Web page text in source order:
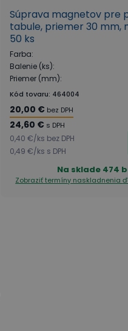
Súprava magnetov pre
tabule, priemer 30 mm,
50 ks
Farba:
Balenie (ks):
Priemer (mm):
Kód tovaru: 464004
20,00 € bez DPH
24,60 € s DPH
0,40 €/ks bez DPH
0,49 €/ks s DPH
Na sklade 474
Zobraziť termíny naskladnenia